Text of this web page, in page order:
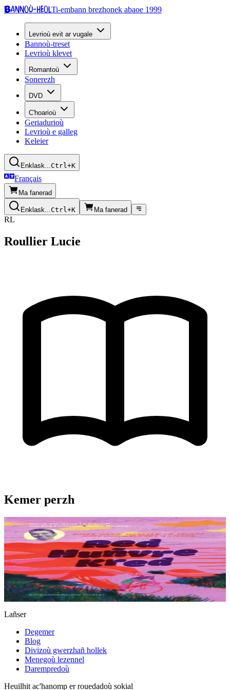
Bannoù-heolTi-embann brezhonek abaoe 1999
Levrioù evit ar vugale
Bannoù-treset
Levrioù klevet
Romantoù
Sonerezh
DVD
C'hoarioù
Geriadurioù
Levrioù e galleg
Keleier
Enklask...Ctrl+K
Français
Ma fanerad
Enklask...Ctrl+K Ma fanerad
RL
Roullier Lucie
Kemer perzh
10 vloaz hag ouzhpenn
Red, huñvre, Kred !
Eus Breizh e loc’ho Tro Frañs ar merc’hed d’ar 26 a viz Gouere
2025. Redek Bro-C’hall a raio, eus Brest da Chatel betek an 3 a viz
Eost ha tremen a raio dre Añje, Poatev, Clermont-Ferrand....
Er stok12,00 €
Lañser
Degemer
Blog
Divizoù gwerzhañ hollek
Menegoù lezennel
Darempredoù
Heuilhit ac'hanomp er rouedadoù sokial